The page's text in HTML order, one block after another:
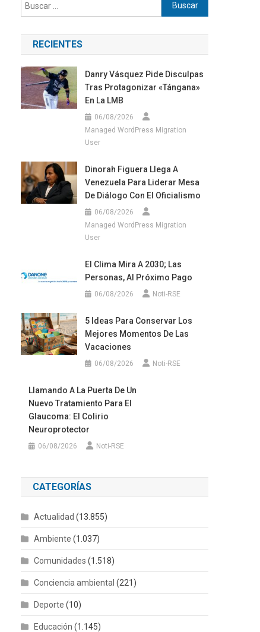
RECIENTES
Danry Vásquez Pide Disculpas
Tras Protagonizar «tángana»
En La LMB
06/08/2026
Managed WordPress Migration
User
Dinorah Figuera Llega A
Venezuela Para Liderar Mesa
De Diálogo Con El Oficialismo
06/08/2026
Managed WordPress Migration
User
El Clima Mira A 2030; Las
Personas, Al Próximo Pago
06/08/2026 Noti-RSE
5 Ideas Para Conservar Los
Mejores Momentos De Las
Vacaciones
06/08/2026 Noti-RSE
Llamando A La Puerta De Un
Nuevo Tratamiento Para El
Glaucoma: El Colirio
Neuroprotector
06/08/2026 Noti-RSE
CATEGORÍAS
Actualidad (13.855)
Ambiente (1.037)
Comunidades (1.518)
Conciencia ambiental (221)
Deporte (10)
Educación (1.145)